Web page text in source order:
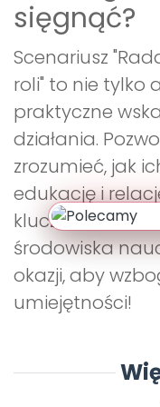
sięgnąć?
Scenariusz
roli" to nie tylko
praktyczne
działania.
zrozumieć, jak
edukację i
kluczowe dla
środowiska
okazji, aby
umiejętności!